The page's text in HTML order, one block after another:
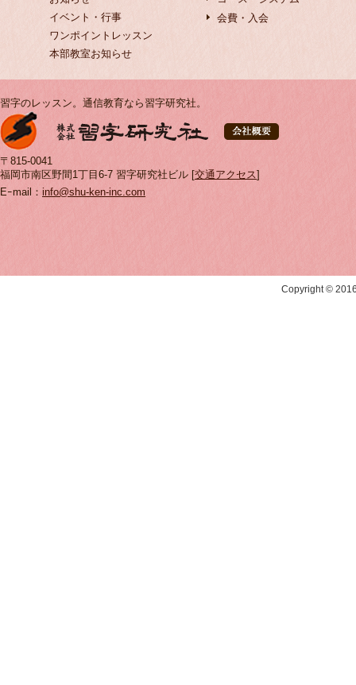
イベント・行事
ワンポイントレッスン
本部教室お知らせ
会費・入会
習字のレッスン。通信教育なら習字研究社。
〒815-0041
福岡市南区野間1丁目6-7 習字研究社ビル [交通アクセス]
Eｰmail： info@shu-ken-inc.com
Copyright ©